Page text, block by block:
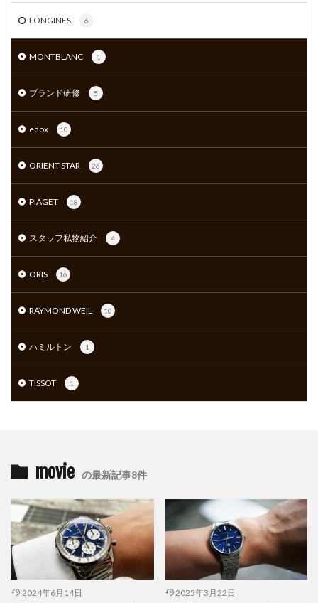
LONGINES 6
MONTBLANC 1
ブランド研修 5
edox 10
ORIENT STAR 26
PIAGET 18
スタッフ私物紹介 4
ORIS 16
RAYMOND WEIL 10
ハミルトン 1
TISSOT 1
movie の最新記事8件
2024年6月14日 2025年3月22日